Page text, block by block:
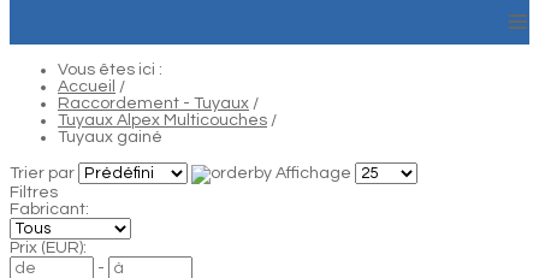
≡
Vous êtes ici :
Accueil /
Raccordement - Tuyaux /
Tuyaux Alpex Multicouches /
Tuyaux gainé
Trier par
Affichage
Filtres
Fabricant:
Prix (EUR):
-